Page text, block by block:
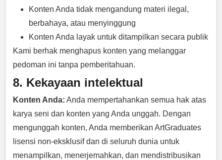
Konten Anda tidak mengandung materi ilegal,
berbahaya, atau menyinggung
Konten Anda layak untuk ditampilkan secara publik
Kami berhak menghapus konten yang melanggar
pedoman ini tanpa pemberitahuan.
8. Kekayaan intelektual
Konten Anda: Anda mempertahankan semua hak atas
karya seni dan konten yang Anda unggah. Dengan
mengunggah konten, Anda memberikan ArtGraduates
lisensi non-eksklusif dan di seluruh dunia untuk
menampilkan, menerjemahkan, dan mendistribusikan